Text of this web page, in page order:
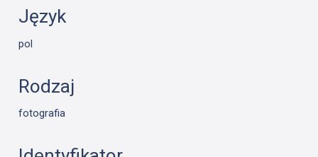
Język
pol
Rodzaj
fotografia